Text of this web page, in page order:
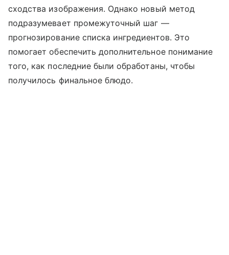
сходства изображения. Однако новый метод
подразумевает промежуточный шаг —
прогнозирование списка ингредиентов. Это
помогает обеспечить дополнительное понимание
того, как последние были обработаны, чтобы
получилось финальное блюдо.